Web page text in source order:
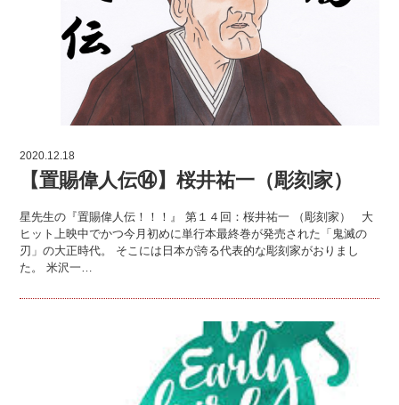
2020.12.18
【置賜偉人伝⑭】桜井祐一（彫刻家）
星先生の『置賜偉人伝！！！』 第１４回：桜井祐一 （彫刻家） 大
ヒット上映中でかつ今月初めに単行本最終巻が発売された「鬼滅の
刃」の大正時代。 そこには日本が誇る代表的な彫刻家がおりまし
た。 米沢一…